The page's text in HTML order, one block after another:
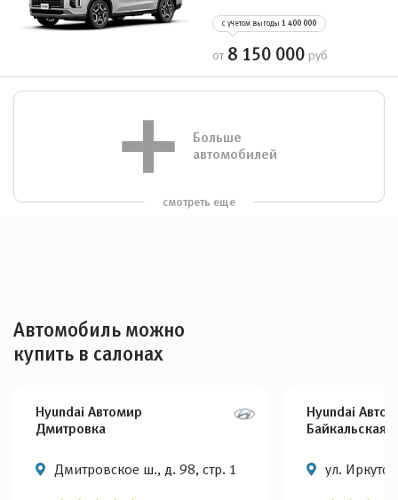
с учетом выгоды 1 400 000
от 8 150 000 руб
Больше
автомобилей
смотреть еще
Автомобиль можно
купить в салонах
Hyundai Автомир
Дмитровка
Дмитровское ш., д. 98, стр. 1
Hyundai
Байкальская
ул.